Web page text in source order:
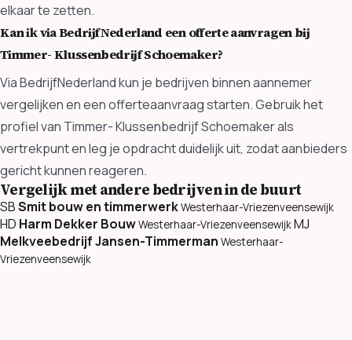
elkaar te zetten.
Kan ik via BedrijfNederland een offerte aanvragen bij
Timmer- Klussenbedrijf Schoemaker?
Via BedrijfNederland kun je bedrijven binnen aannemer
vergelijken en een offerteaanvraag starten. Gebruik het
profiel van Timmer- Klussenbedrijf Schoemaker als
vertrekpunt en leg je opdracht duidelijk uit, zodat aanbieders
gericht kunnen reageren.
Vergelijk met andere bedrijven in de buurt
SBSmit bouw en timmerwerkWesterhaar-Vriezenveensewijk
HD Harm Dekker BouwWesterhaar-VriezenveensewijkMJ
Melkveebedrijf Jansen-Timmerman Westerhaar-
Vriezenveensewijk